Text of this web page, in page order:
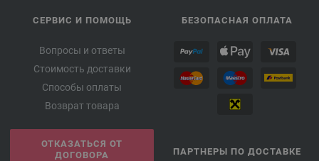
СЕРВИС И ПОМОЩЬ
Вопросы и ответы
Стоимость доставки
Способы оплаты
Возврат товара
ОТКАЗАТЬСЯ ОТ
ДОГОВОРА
БЕЗОПАСНАЯ ОПЛАТА
ПАРТНЕРЫ ПО ДОСТАВКЕ